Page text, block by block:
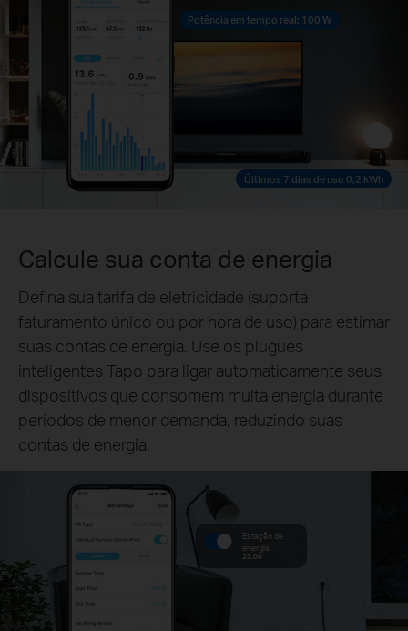
Potência em tempo real: 100 W
Últimos 7 dias de uso 0,2 kWh
Calcule sua conta de energia
Defina sua tarifa de eletricidade (suporta
faturamento único ou por hora de uso) para estimar
suas contas de energia. Use os plugues
inteligentes Tapo para ligar automaticamente seus
dispositivos que consomem muita energia durante
períodos de menor demanda, reduzindo suas
contas de energia.
Estação de
energia
23:00